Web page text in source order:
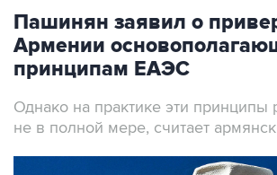
Пашинян заявил о
Армении
принципам ЕАЭС
Однако на практике эти принципы
не в полной мере, считает